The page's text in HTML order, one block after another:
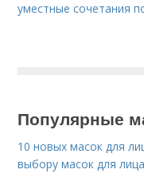
уместные сочетания
Популярные
10 новых масок для
выбору масок для лица